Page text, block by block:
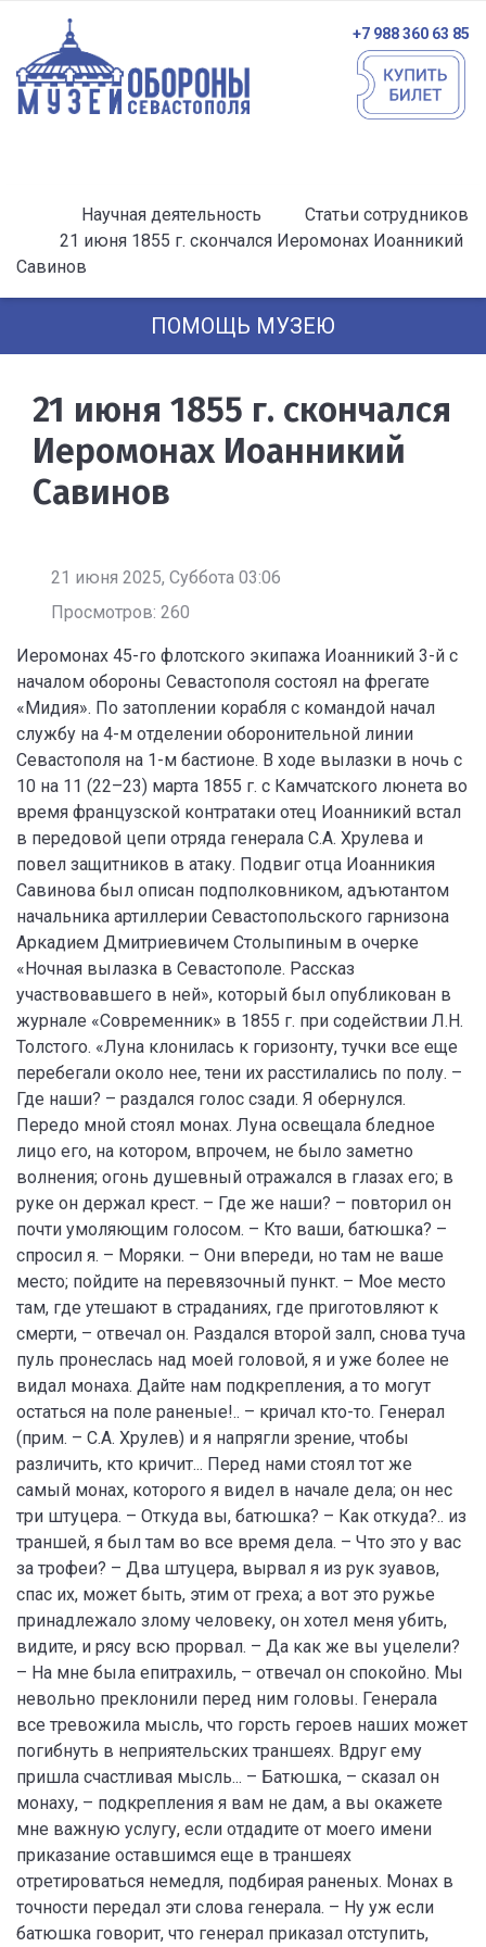
+7 988 360 63 85
Научная деятельность
Статьи сотрудников
21 июня 1855 г. скончался Иеромонах Иоанникий
Савинов
ПОМОЩЬ МУЗЕЮ
21 июня 1855 г. скончался
Иеромонах Иоанникий
Савинов
21 июня 2025, Суббота 03:06
Просмотров: 260
Иеромонах 45-го флотского экипажа Иоанникий 3-й с
началом обороны Севастополя состоял на фрегате
«Мидия». По затоплении корабля с командой начал
службу на 4-м отделении оборонительной линии
Севастополя на 1-м бастионе. В ходе вылазки в ночь с
10 на 11 (22–23) марта 1855 г. с Камчатского люнета во
время французской контратаки отец Иоанникий встал
в передовой цепи отряда генерала С.А. Хрулева и
повел защитников в атаку. Подвиг отца Иоанникия
Савинова был описан подполковником, адъютантом
начальника артиллерии Севастопольского гарнизона
Аркадием Дмитриевичем Столыпиным в очерке
«Ночная вылазка в Севастополе. Рассказ
участвовавшего в ней», который был опубликован в
журнале «Современник» в 1855 г. при содействии Л.Н.
Толстого. «Луна клонилась к горизонту, тучки все еще
перебегали около нее, тени их расстилались по полу. –
Где наши? – раздался голос сзади. Я обернулся.
Передо мной стоял монах. Луна освещала бледное
лицо его, на котором, впрочем, не было заметно
волнения; огонь душевный отражался в глазах его; в
руке он держал крест. – Где же наши? – повторил он
почти умоляющим голосом. – Кто ваши, батюшка? –
спросил я. – Моряки. – Они впереди, но там не ваше
место; пойдите на перевязочный пункт. – Мое место
там, где утешают в страданиях, где приготовляют к
смерти, – отвечал он. Раздался второй залп, снова туча
пуль пронеслась над моей головой, я и уже более не
видал монаха. Дайте нам подкрепления, а то могут
остаться на поле раненые!.. – кричал кто-то. Генерал
(прим. – С.А. Хрулев) и я напрягли зрение, чтобы
различить, кто кричит... Перед нами стоял тот же
самый монах, которого я видел в начале дела; он нес
три штуцера. – Откуда вы, батюшка? – Как откуда?.. из
траншей, я был там во все время дела. – Что это у вас
за трофеи? – Два штуцера, вырвал я из рук зуавов,
спас их, может быть, этим от греха; а вот это ружье
принадлежало злому человеку, он хотел меня убить,
видите, и рясу всю прорвал. – Да как же вы уцелели?
– На мне была епитрахиль, – отвечал он спокойно. Мы
невольно преклонили перед ним головы. Генерала
все тревожила мысль, что горсть героев наших может
погибнуть в неприятельских траншеях. Вдруг ему
пришла счастливая мысль... – Батюшка, – сказал он
монаху, – подкрепления я вам не дам, а вы окажете
мне важную услугу, если отдадите от моего имени
приказание оставшимся еще в траншеях
отретироваться немедля, подбирая раненых. Монах в
точности передал эти слова генерала. – Ну уж если
батюшка говорит, что генерал приказал отступить,